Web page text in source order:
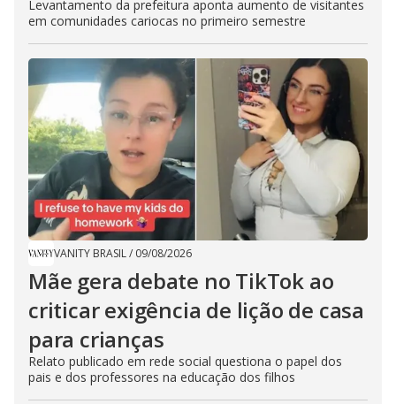
Levantamento da prefeitura aponta aumento de visitantes
em comunidades cariocas no primeiro semestre
VANITY BRASIL/ 09/08/2026
Mãe gera debate no TikTok ao
criticar exigência de lição de casa
para crianças
Relato publicado em rede social questiona o papel dos
pais e dos professores na educação dos filhos